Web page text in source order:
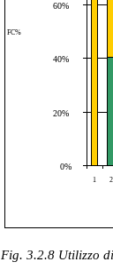
0%
20%
40%
60%
1 2
FC%
Fig. 3.2.8 Utilizzo